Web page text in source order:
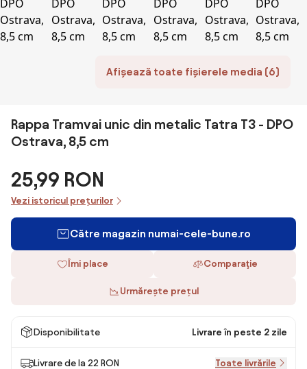
Afișează toate fișierele media (6)
Rappa Tramvai unic din metalic Tatra T3 - DPO
Ostrava, 8,5 cm
25,99 RON
Vezi istoricul prețurilor
Către magazin numai-cele-bune.ro
Îmi place Comparaţie
Urmărește prețul
Disponibilitate Livrare în peste 2 zile
Livrare de la 22 RON Toate livrările